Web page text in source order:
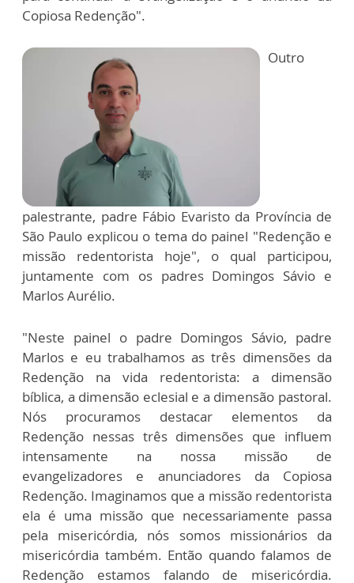
Copiosa Redenção".
Outro
palestrante, padre Fábio Evaristo da Província de
São Paulo explicou o tema do painel "Redenção e
missão redentorista hoje", o qual participou,
juntamente com os padres Domingos Sávio e
Marlos Aurélio.
"Neste painel o padre Domingos Sávio, padre
Marlos e eu trabalhamos as três dimensões da
Redenção na vida redentorista: a dimensão
bíblica, a dimensão eclesial e a dimensão pastoral.
Nós procuramos destacar elementos da
Redenção nessas três dimensões que influem
intensamente na nossa missão de
evangelizadores e anunciadores da Copiosa
Redenção. Imaginamos que a missão redentorista
ela é uma missão que necessariamente passa
pela misericórdia, nós somos missionários da
misericórdia também. Então quando falamos de
Redenção estamos falando de misericórdia.